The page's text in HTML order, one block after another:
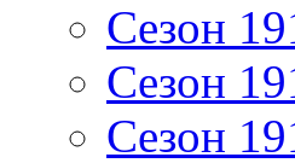
Сезон
Сезон
Сезон